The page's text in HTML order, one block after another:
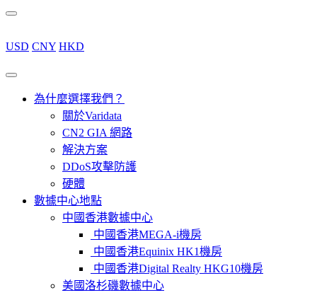
USD CNY HKD
為什麼選擇我們？
關於Varidata
CN2 GIA 網路
解決方案
DDoS攻擊防護
硬體
數據中心地點
中國香港數據中心
中國香港MEGA-i機房
中國香港Equinix HK1機房
中國香港Digital Realty HKG10機房
美國洛杉磯數據中心